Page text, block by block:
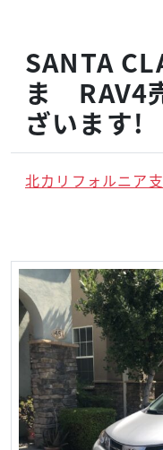
SANTA
ま RAV4
ざいます!
北カリフォルニア